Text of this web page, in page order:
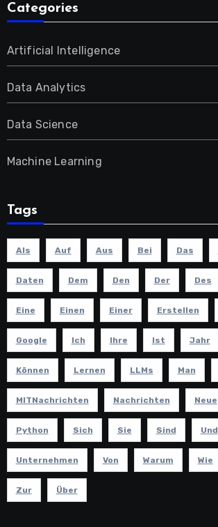
Categories
Artificial Intelligence
Data Analytics
Data Science
Machine Learning
Tags
Als Auf Aus Bei Das
Daten Dem Den Der Des
Eine Einen Einer Erstellen
Google Ich Ihre Ist Jahr
Können Lernen LLMs Man
MITNachrichten Nachrichten Neue
Python Sich Sie Sind Und
Unternehmen Von Warum Wie
Zur Über